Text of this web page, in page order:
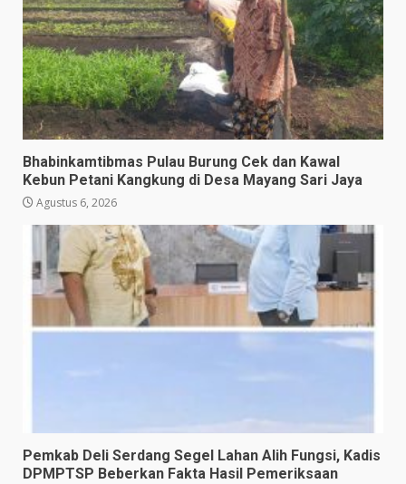
Bhabinkamtibmas Pulau Burung Cek dan Kawal
Kebun Petani Kangkung di Desa Mayang Sari Jaya
Agustus 6, 2026
Pemkab Deli Serdang Segel Lahan Alih Fungsi, Kadis
DPMPTSP Beberkan Fakta Hasil Pemeriksaan